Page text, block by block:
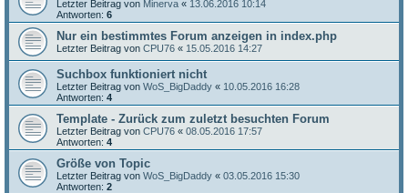
Letzter Beitrag von Minerva « 13.06.2016 10:14
Antworten: 6
Nur ein bestimmtes Forum anzeigen in index.php
Letzter Beitrag von CPU76 « 15.05.2016 14:27
Suchbox funktioniert nicht
Letzter Beitrag von WoS_BigDaddy « 10.05.2016 16:28
Antworten: 4
Template - Zurück zum zuletzt besuchten Forum
Letzter Beitrag von CPU76 « 08.05.2016 17:57
Antworten: 4
Größe von Topic
Letzter Beitrag von WoS_BigDaddy « 03.05.2016 15:30
Antworten: 2